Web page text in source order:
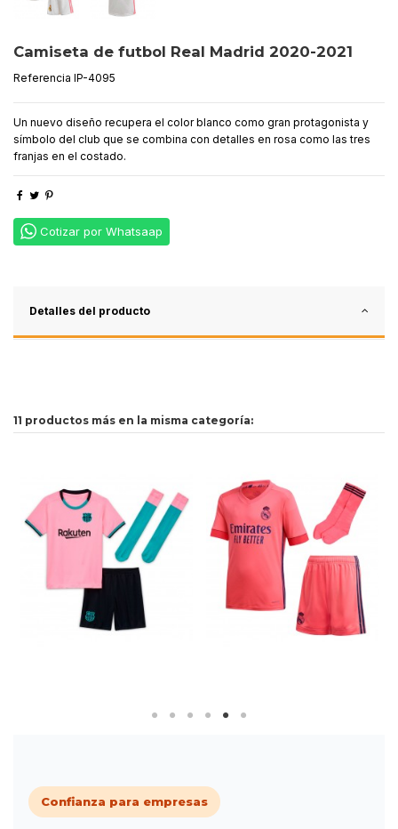
Camiseta de futbol Real Madrid 2020-2021
Referencia IP-4095
Un nuevo diseño recupera el color blanco como gran protagonista y
símbolo del club que se combina con detalles en rosa como las tres
franjas en el costado.
Cotizar por Whatsaap
Detalles del producto
11 productos más en la misma categoría:
Confianza para empresas